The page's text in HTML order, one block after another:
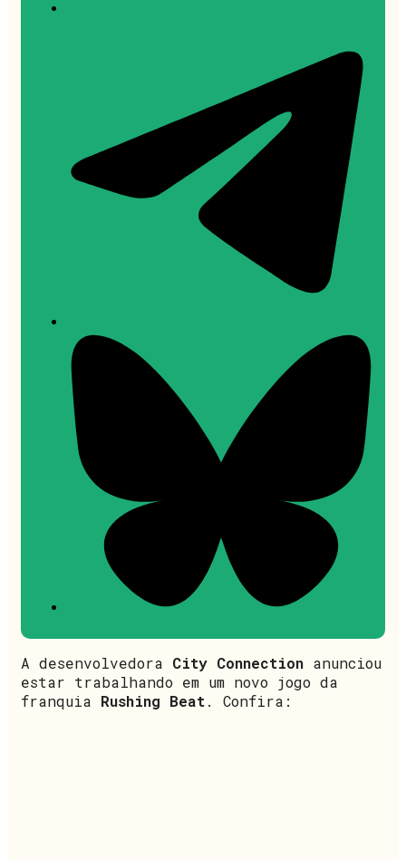
A desenvolvedora City Connection anunciou
estar trabalhando em um novo jogo da
franquia Rushing Beat. Confira: